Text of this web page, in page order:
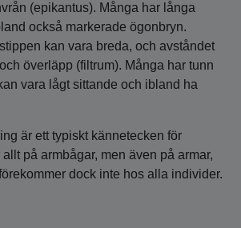
(epikantus). Många har långa
också markerade ögonbryn.
kan vara breda, och avståndet
överläpp (filtrum). Många har tunn
vara lågt sittande och ibland ha
är ett typiskt kännetecken för
på armbågar, men även på armar,
dock inte hos alla individer.